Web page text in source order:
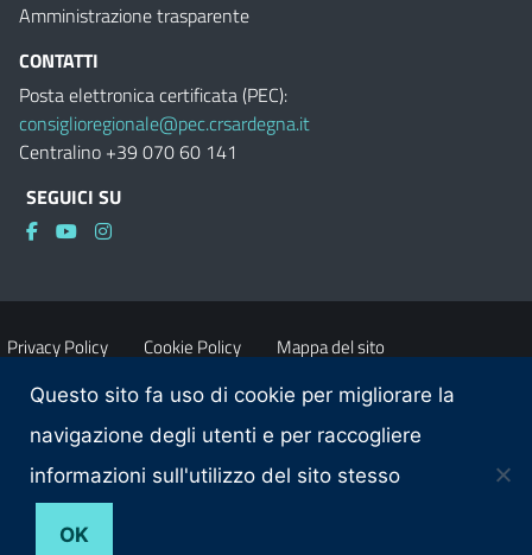
Amministrazione trasparente
CONTATTI
Posta elettronica certificata (PEC):
consiglioregionale@pec.crsardegna.it
Centralino +39 070 60 141
SEGUICI SU
Privacy Policy Cookie Policy Mappa del sito
Accessibilità Dichiarazione di accessibilità
Obiettivi di accessibilità Contatti
Questo sito fa uso di cookie per migliorare la
navigazione degli utenti e per raccogliere
informazioni sull'utilizzo del sito stesso
OK